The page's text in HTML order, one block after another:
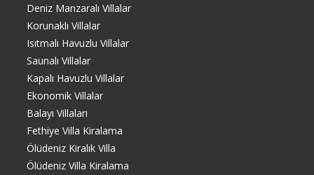
Deniz Manzaralı Villalar
Korunaklı Villalar
Isıtmalı Havuzlu Villalar
Saunalı Villalar
Kapalı Havuzlu Villalar
Ekonomik Villalar
Balayı Villaları
Fethiye Villa Kiralama
Ölüdeniz Kiralık Villa
Ölüdeniz Villa Kiralama